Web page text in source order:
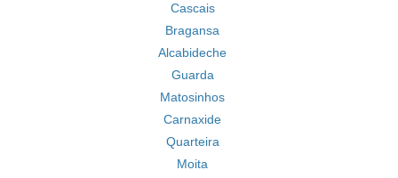
Cascais
Bragansa
Alcabideche
Guarda
Matosinhos
Carnaxide
Quarteira
Moita